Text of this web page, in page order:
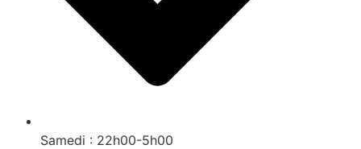
Samedi : 22h00-5h00